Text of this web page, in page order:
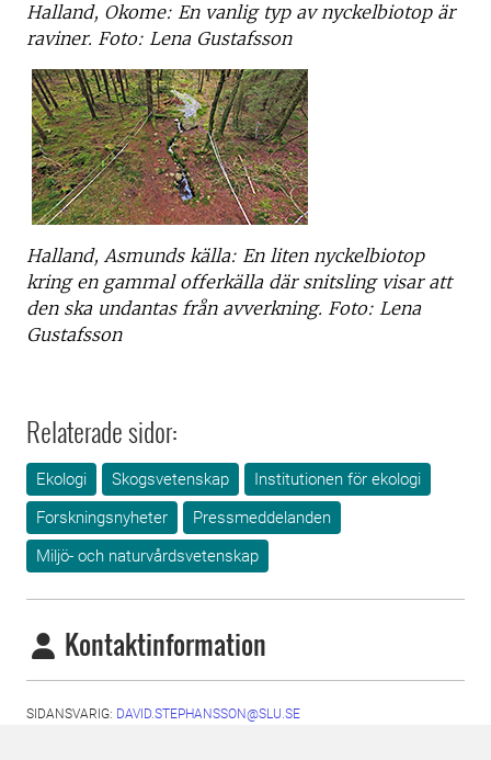
Halland, Okome: En vanlig typ av nyckelbiotop är
raviner. Foto: Lena Gustafsson
Halland, Asmunds källa: En liten nyckelbiotop
kring en gammal offerkälla där snitsling visar att
den ska undantas från avverkning. Foto: Lena
Gustafsson
Relaterade sidor:
Ekologi Skogsvetenskap
Institutionen för ekologi
Forskningsnyheter
Pressmeddelanden
Miljö- och naturvårdsvetenskap
Kontaktinformation
SIDANSVARIG: DAVID.STEPHANSSON@SLU.SE